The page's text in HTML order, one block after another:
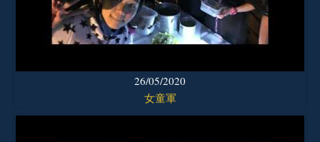
26/05/2020
女童軍